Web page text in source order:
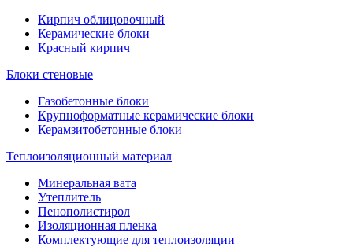
Кирпич облицовочный
Керамические блоки
Красный кирпич
Блоки стеновые
Газобетонные блоки
Крупноформатные керамические блоки
Керамзитобетонные блоки
Теплоизоляционный материал
Минеральная вата
Утеплитель
Пенополистирол
Изоляционная пленка
Комплектующие для теплоизоляции